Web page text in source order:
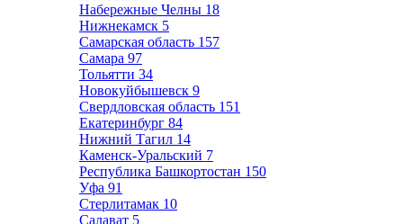
Набережные Челны 18
Нижнекамск 5
Самарская область 157
Самара 97
Тольятти 34
Новокуйбышевск 9
Свердловская область 151
Екатеринбург 84
Нижний Тагил 14
Каменск-Уральский 7
Республика Башкортостан 150
Уфа 91
Стерлитамак 10
Салават 5